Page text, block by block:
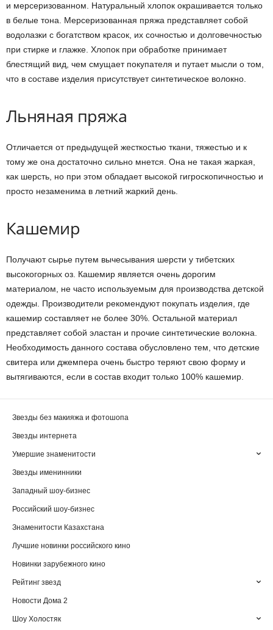
и мерсеризованном. Натуральный хлопок окрашивается только
в белые тона. Мерсеризованная пряжа представляет собой
водолазки с богатством красок, их сочностью и долговечностью
при стирке и глажке. Хлопок при обработке принимает
блестящий вид, чем смущает покупателя и путает мысли о том,
что в составе изделия присутствует синтетическое волокно.
Льняная пряжа
Отличается от предыдущей жесткостью ткани, тяжестью и к
тому же она достаточно сильно мнется. Она не такая жаркая,
как шерсть, но при этом обладает высокой гигроскопичностью и
просто незаменима в летний жаркий день.
Кашемир
Получают сырье путем вычесывания шерсти у тибетских
высокогорных оз. Кашемир является очень дорогим
материалом, не часто используемым для производства детской
одежды. Производители рекомендуют покупать изделия, где
кашемир составляет не более 30%. Остальной материал
представляет собой эластан и прочие синтетические волокна.
Необходимость данного состава обусловлено тем, что детские
свитера или джемпера очень быстро теряют свою форму и
вытягиваются, если в состав входит только 100% кашемир.
Звезды без макияжа и фотошопа
Звезды интернета
Умершие знаменитости
Звезды именинники
Западный шоу-бизнес
Российский шоу-бизнес
Знаменитости Казахстана
Лучшие новинки российского кино
Новинки зарубежного кино
Рейтинг звезд
Новости Дома 2
Шоу Холостяк